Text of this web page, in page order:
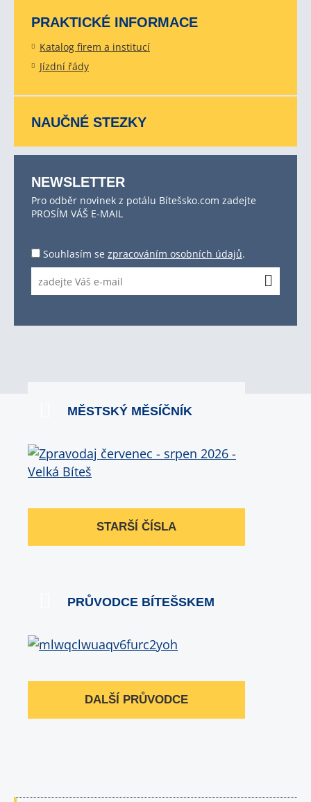
PRAKTICKÉ INFORMACE
Katalog firem a institucí
Jízdní řády
NAUČNÉ STEZKY
NEWSLETTER
Pro odběr novinek z potálu Bítešsko.com zadejte
PROSÍM VÁŠ E-MAIL
Souhlasím se zpracováním osobních údajů.
MĚSTSKÝ MĚSÍČNÍK
STARŠÍ ČÍSLA
PRŮVODCE BÍTEŠSKEM
DALŠÍ PRŮVODCE